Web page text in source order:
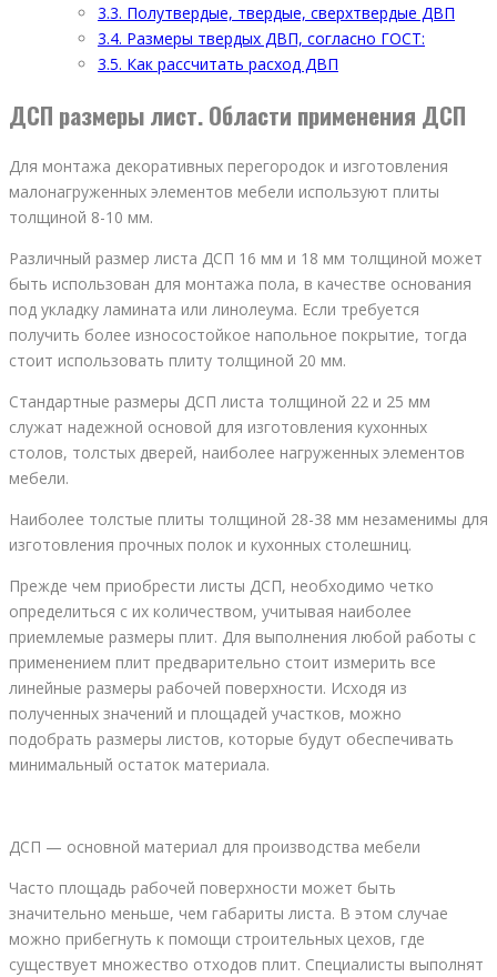
3.3. Полутвердые, твердые, сверхтвердые ДВП
3.4. Размеры твердых ДВП, согласно ГОСТ:
3.5. Как рассчитать расход ДВП
ДСП размеры лист. Области применения ДСП
Для монтажа декоративных перегородок и изготовления
малонагруженных элементов мебели используют плиты
толщиной 8-10 мм.
Различный размер листа ДСП 16 мм и 18 мм толщиной может
быть использован для монтажа пола, в качестве основания
под укладку ламината или линолеума. Если требуется
получить более износостойкое напольное покрытие, тогда
стоит использовать плиту толщиной 20 мм.
Стандартные размеры ДСП листа толщиной 22 и 25 мм
служат надежной основой для изготовления кухонных
столов, толстых дверей, наиболее нагруженных элементов
мебели.
Наиболее толстые плиты толщиной 28-38 мм незаменимы для
изготовления прочных полок и кухонных столешниц.
Прежде чем приобрести листы ДСП, необходимо четко
определиться с их количеством, учитывая наиболее
приемлемые размеры плит. Для выполнения любой работы с
применением плит предварительно стоит измерить все
линейные размеры рабочей поверхности. Исходя из
полученных значений и площадей участков, можно
подобрать размеры листов, которые будут обеспечивать
минимальный остаток материала.
ДСП — основной материал для производства мебели
Часто площадь рабочей поверхности может быть
значительно меньше, чем габариты листа. В этом случае
можно прибегнуть к помощи строительных цехов, где
существует множество отходов плит. Специалисты выполнят